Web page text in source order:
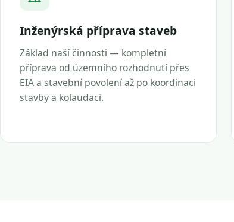
Inženýrská příprava staveb
Základ naší činnosti — kompletní
příprava od územního rozhodnutí přes
EIA a stavební povolení až po koordinaci
stavby a kolaudaci.